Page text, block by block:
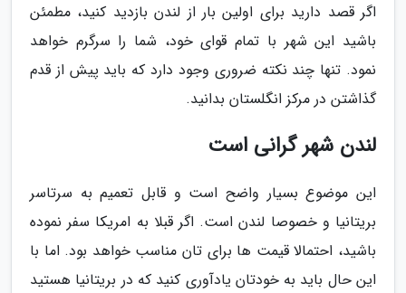
اگر قصد دارید برای اولین بار از لندن بازدید کنید، مطمئن
باشید این شهر با تمام قوای خود، شما را سرگرم خواهد
نمود. تنها چند نکته ضروری وجود دارد که باید پیش از قدم
گذاشتن در مرکز انگلستان بدانید.
لندن شهر گرانی است
این موضوع بسیار واضح است و قابل تعمیم به سرتاسر
بریتانیا و خصوصا لندن است. اگر قبلا به امریکا سفر نموده
باشید، احتمالا قیمت ها برای تان مناسب خواهد بود. اما با
این حال باید به خودتان یادآوری کنید که در بریتانیا هستید